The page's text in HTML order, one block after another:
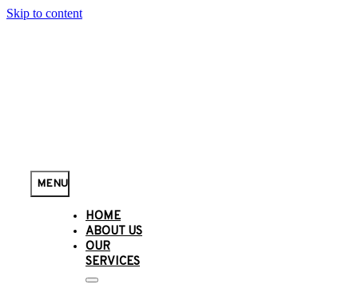
Skip to content
MENU
HOME
ABOUT US
OUR
SERVICES